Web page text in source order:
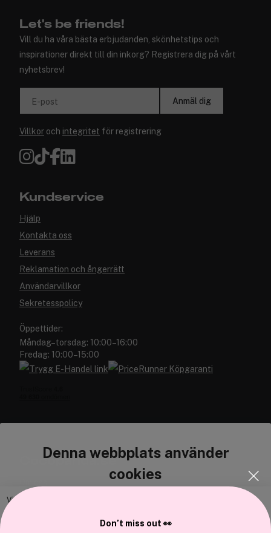
Denna webbplats använder
cookies
Vi använder enhetsidentifierare för att anpassa innehållet och
Let's be friends!
Vill du ha våra bästa erbjudanden, skönhetstips och
inspirationer direkt till din inkorg? Registrera dig på vårt
nyhetsbrev!
E-post Anmäl dig
Villkor och integritet för registrering
Kundservice
Hjälp
Kontakta oss
Leverans
Reklamation och ångerrätt
Användarvillkor
Sekretesspolicy
Öppettider:
Måndag–torsdag: 10:00–16:00
Fredag: 10:00–15:00
Cocopanda.se
Don’t miss out 👀